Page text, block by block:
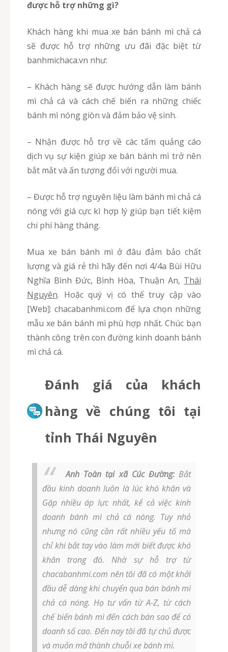
được hỗ trợ những gì?
Khách hàng khi mua xe bán bánh mì chả cá
sẽ được hỗ trợ những ưu đãi đặc biệt từ
banhmichaca.vn như:
– Khách hàng sẽ được hướng dẫn làm bánh
mì chả cá và cách chế biến ra những chiếc
bánh mì nóng giòn và đảm bảo vệ sinh.
– Nhận được hỗ trợ về các tấm quảng cáo
dịch vụ sự kiện giúp xe bán bánh mì trở nên
bắt mắt và ấn tượng đối với người mua.
– Được hỗ trợ nguyên liệu làm bánh mì chả cá
nóng với giá cực kì hợp lý giúp bạn tiết kiệm
chi phí hàng tháng.
Mua xe bán bánh mì ở đâu đảm bảo chất
lượng và giá rẻ thì hãy đến nơi 4/4a Bùi Hữu
Nghĩa Bình Đức, Bình Hòa, Thuận An, Thái
Nguyên. Hoặc quý vị có thể truy cập vào
[Web]: chacabanhmi.com để lựa chọn những
mẫu xe bán bánh mì phù hợp nhất. Chúc bạn
thành công trên con đường kinh doanh bánh
mì chả cá.
Đánh giá của khách
hàng về chúng tôi tại
tỉnh Thái Nguyên
Anh Toàn tại xã Cúc Đường:Bắt
đầu kinh doanh luôn là lúc khó khăn và
Gặp nhiều áp lực nhất, kể cả việc kinh
doanh bánh mì chả cá nóng. Tuy nhỏ
nhưng nó cũng cần rất nhiều yếu tố mà
chỉ khi bắt tay vào làm mới biết được khó
khăn trong đó. Nhờ sự hỗ trợ từ
chacabanhmi.com nên tôi đã có một khởi
đầu dễ dàng khi chuyển qua bán bánh mì
chả cá nóng. Họ tư vấn từ A-Z, từ cách
chế biến bánh mì đến cách bán sao để có
doanh số cao. Đến nay tôi đã tự chủ được
và muốn mở thành chuỗi xe bánh mì.